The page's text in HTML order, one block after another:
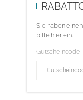
Sie haben
bitte hier ein.
Gutscheincode